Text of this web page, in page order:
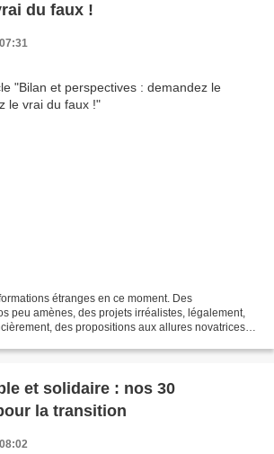
du faux !
étranges en ce moment. Des
peu amènes, des projets irréalistes, légalement,
des propositions aux allures novatrices
et solidaire : nos 30
la transition